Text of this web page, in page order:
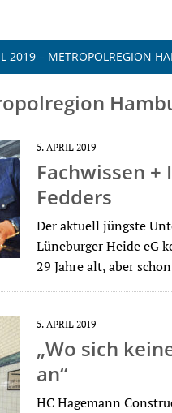
2019 – METROPOLREGION
5. APRIL 2019
Fachwissen +
Fedders
Der aktuell jüngste
Lüneburger Heide eG
29 Jahre alt, aber
5. APRIL 2019
„Wo sich
an“
HC Hagemann